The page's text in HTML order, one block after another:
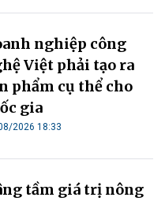
nghiệp công
Việt phải tạo ra
phẩm cụ thể cho
gia
2026 18:33
tầm giá trị nông